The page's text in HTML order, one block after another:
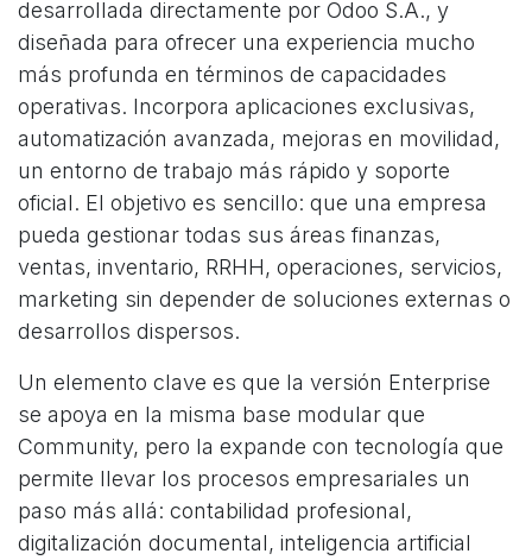
desarrollada directamente por Odoo S.A., y
diseñada para ofrecer una experiencia mucho
más profunda en términos de capacidades
operativas. Incorpora aplicaciones exclusivas,
automatización avanzada, mejoras en movilidad,
un entorno de trabajo más rápido y soporte
oficial. El objetivo es sencillo: que una empresa
pueda gestionar todas sus áreas finanzas,
ventas, inventario, RRHH, operaciones, servicios,
marketing sin depender de soluciones externas o
desarrollos dispersos.
Un elemento clave es que la versión Enterprise
se apoya en la misma base modular que
Community, pero la expande con tecnología que
permite llevar los procesos empresariales un
paso más allá: contabilidad profesional,
digitalización documental, inteligencia artificial